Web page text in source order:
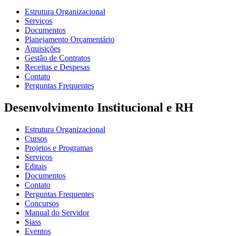
Estrutura Organizacional
Serviços
Documentos
Planejamento Orçamentário
Aquisições
Gestão de Contratos
Receitas e Despesas
Contato
Perguntas Frequentes
Desenvolvimento Institucional e RH
Estrutura Organizacional
Cursos
Projetos e Programas
Serviços
Editais
Documentos
Contato
Perguntas Frequentes
Concursos
Manual do Servidor
Siass
Eventos